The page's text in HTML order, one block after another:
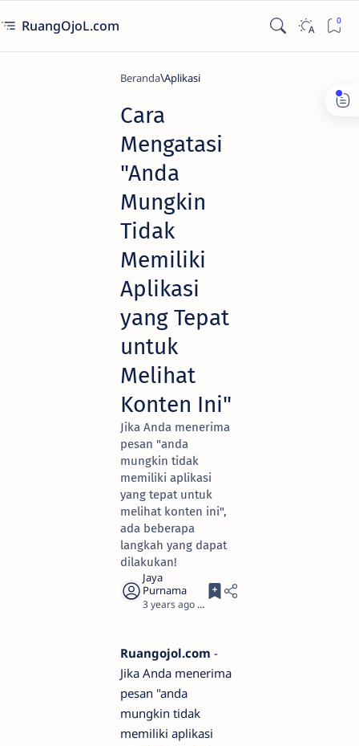
RuangOjoL.com
Beranda Aplikasi
Cara
Mengatasi
"Anda
Mungkin
Tidak
Memiliki
Aplikasi
yang Tepat
untuk
Melihat
Konten Ini"
Jika Anda menerima
pesan "anda
mungkin tidak
memiliki aplikasi
yang tepat untuk
melihat konten ini",
ada beberapa
langkah yang dapat
dilakukan!
3 years ago 2
Ruangojol.com -
Jika Anda menerima
pesan "anda
mungkin tidak
memiliki aplikasi